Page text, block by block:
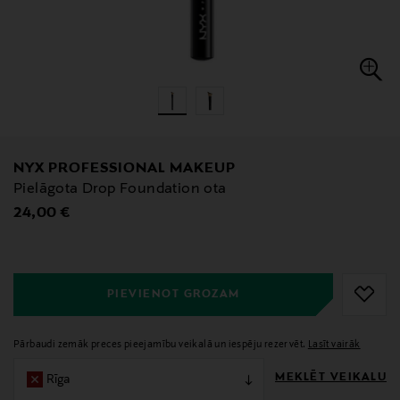
NYX PROFESSIONAL MAKEUP
Pielāgota Drop Foundation ota
Original Price
24,00 €
PIEVIENOT GROZAM
Pārbaudi zemāk preces pieejamību veikalā un iespēju rezervēt. Lasīt vairāk
Rīga MEKLĒT VEIKALU